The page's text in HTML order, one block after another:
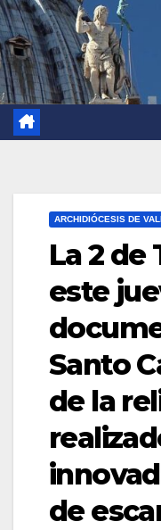
ARCHIDIÓCESIS DE
La 2 de
este
Santo
de la
de